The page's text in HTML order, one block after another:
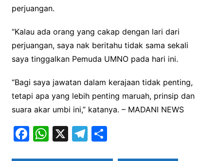
perjuangan.
“Kalau ada orang yang cakap dengan lari dari
perjuangan, saya nak beritahu tidak sama sekali
saya tinggalkan Pemuda UMNO pada hari ini.
“Bagi saya jawatan dalam kerajaan tidak penting,
tetapi apa yang lebih penting maruah, prinsip dan
suara akar umbi ini,” katanya. – MADANI NEWS
F W X T S